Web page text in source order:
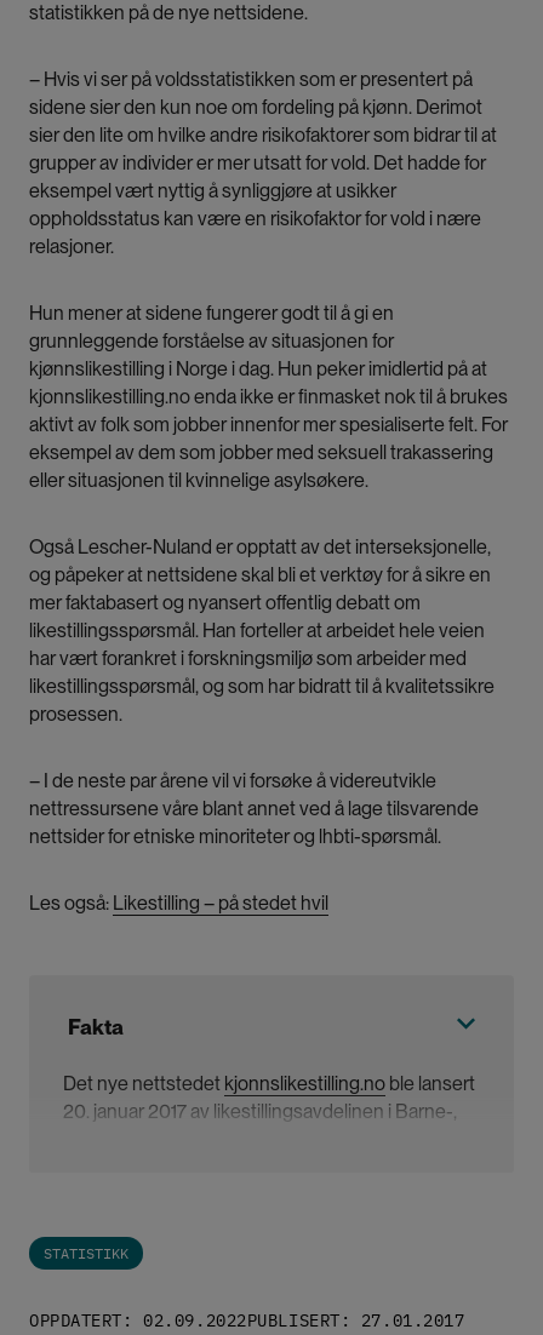
statistikken på de nye nettsidene.
– Hvis vi ser på voldsstatistikken som er presentert på
sidene sier den kun noe om fordeling på kjønn. Derimot
sier den lite om hvilke andre risikofaktorer som bidrar til at
grupper av individer er mer utsatt for vold. Det hadde for
eksempel vært nyttig å synliggjøre at usikker
oppholdsstatus kan være en risikofaktor for vold i nære
relasjoner.
Hun mener at sidene fungerer godt til å gi en
grunnleggende forståelse av situasjonen for
kjønnslikestilling i Norge i dag. Hun peker imidlertid på at
kjonnslikestilling.no enda ikke er finmasket nok til å brukes
aktivt av folk som jobber innenfor mer spesialiserte felt. For
eksempel av dem som jobber med seksuell trakassering
eller situasjonen til kvinnelige asylsøkere.
Også Lescher-Nuland er opptatt av det interseksjonelle,
og påpeker at nettsidene skal bli et verktøy for å sikre en
mer faktabasert og nyansert offentlig debatt om
likestillingsspørsmål. Han forteller at arbeidet hele veien
har vært forankret i forskningsmiljø som arbeider med
likestillingsspørsmål, og som har bidratt til å kvalitetssikre
prosessen.
– I de neste par årene vil vi forsøke å videreutvikle
nettressursene våre blant annet ved å lage tilsvarende
nettsider for etniske minoriteter og lhbti-spørsmål.
Les også: Likestilling – på stedet hvil
Fakta
Det nye nettstedet kjonnslikestilling.no ble lansert
20. januar 2017 av likestillingsavdelinen i Barne-,
statistikk og kunnskap på kjønn og likestilling i
Norge innenfor 7 områder: politikk, utdanning,
STATISTIKK
OPPDATERT: 02.09.2022PUBLISERT: 27.01.2017